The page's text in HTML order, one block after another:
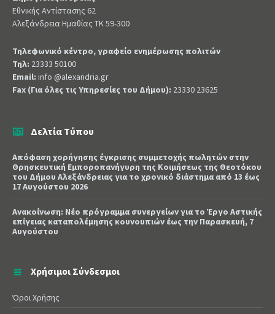
Εθνικής Αντίστασης 62
Αλεξάνδρεια Ημαθίας ΤΚ 59-300
Τηλεφωνικό κέντρο, γραφείο ενημέρωσης πολιτών
Τηλ: 23333 50100
Email: info @alexandria.gr
Fax (Για όλες τις Υπηρεσίες του Δήμου): 23330 23625
Δελτία Τύπου
Απόφαση χορήγησης έγκρισης συμμετοχής πωλητών στην
Θρησκευτική Εμποροπανήγυρη της Κοιμήσεως της Θεοτόκου
του Δήμου Αλεξάνδρειας για το χρονικό διάστημα από 13 έως
17 Αυγούστου 2026
Ανακοίνωση: Νέο πρόγραμμα συνεργείων για το Έργο Αστικής
επίγειας καταπολέμησης κουνουπιών έως την Παρασκευή, 7
Αυγούστου
Χρήσιμοι Σύνδεσμοι
Όροι Χρήσης